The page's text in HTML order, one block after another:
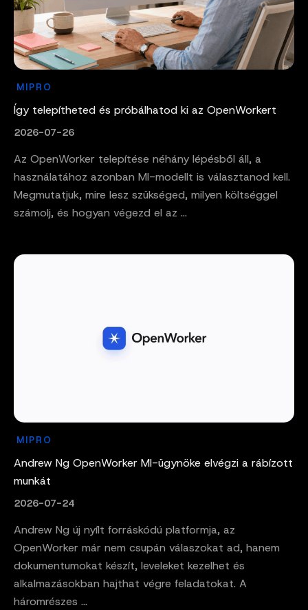
MIPRO
Így telepítheted és próbálhatod ki az OpenWorkert
2026-07-26
Az OpenWorker telepítése néhány lépésből áll, a
használatához azonban MI-modellt is választanod kell.
Megmutatjuk, mire lesz szükséged, milyen költséggel
számolj, és hogyan végezd el az ...
MIPRO
Andrew Ng OpenWorker MI-ügynöke elvégzi a rábízott
munkát
2026-07-24
Andrew Ng új nyílt forráskódú platformja, az
OpenWorker már nem csupán válaszokat ad, hanem
dokumentumokat készít, leveleket kezelhet és
alkalmazásokban hajthat végre feladatokat. A
háromrészes ...